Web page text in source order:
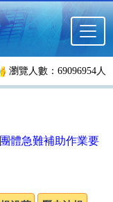
瀏覽人數：69096954人
體急難補助作業要